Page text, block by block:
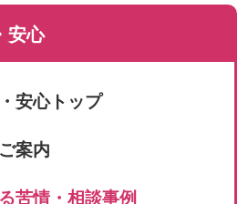
安心
安心トップ
案内
苦情・相談事例